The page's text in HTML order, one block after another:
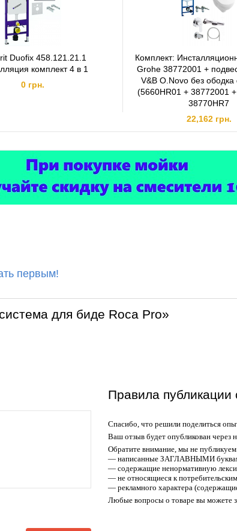
Duofix 458.121.21.1
комплект 4 в 1
0 грн.
Комплект:
Grohe 38772001 +
V&B O.Novo без
(5660HR01 + 38772001
38770HR7
22,162 грн.
первым!
для биде Roca Pro»
Правила публикации
Спасибо, что решили поделиться
Ваш отзыв будет опубликован через
Обратите внимание, мы не
— написанные ЗАГЛАВНЫМИ
— содержащие ненормативную
— не относящиеся к
— рекламного характера
Любые вопросы о товаре вы можете